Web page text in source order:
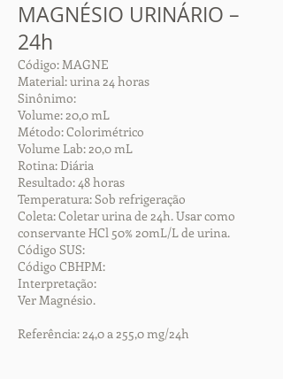
MAGNÉSIO URINÁRIO –
24h
Código: MAGNE
Material: urina 24 horas
Sinônimo:
Volume: 20,0 mL
Método: Colorimétrico
Volume Lab: 20,0 mL
Rotina: Diária
Resultado: 48 horas
Temperatura: Sob refrigeração
Coleta: Coletar urina de 24h. Usar como
conservante HCl 50% 20mL/L de urina.
Código SUS:
Código CBHPM:
Interpretação:
Ver Magnésio.
Referência: 24,0 a 255,0 mg/24h